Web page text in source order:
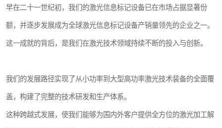
早在二十一世纪初，我们的激光信息标记设备已在市场占据显著份
额，并逐步发展成为全球激光信息标记设备产销量领先的企业之一。
这一成就的背后，是我们在激光技术领域持续不断的投入与创新。
我们的发展路径实现了从小功率到大型高功率激光技术装备的全面覆
盖，构建了完整的技术研发和生产体系。
这种跨越式发展，使我们能够为国内外客户提供全方位的激光加工解